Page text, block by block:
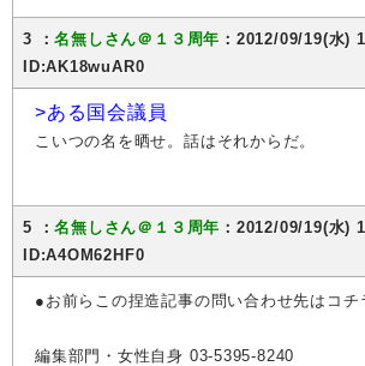
3 ：名無しさん＠１３周年 ：2012/09/19(水)
ID:AK18wuAR0
>ある国会議員
こいつの名を晒せ。話はそれからだ。
5 ：名無しさん＠１３周年 ：2012/09/19(水)
ID:A4OM62HF0
●お前らこの捏造記事の問い合わせ先はコチ
編集部門・女性自身 03-5395-8240